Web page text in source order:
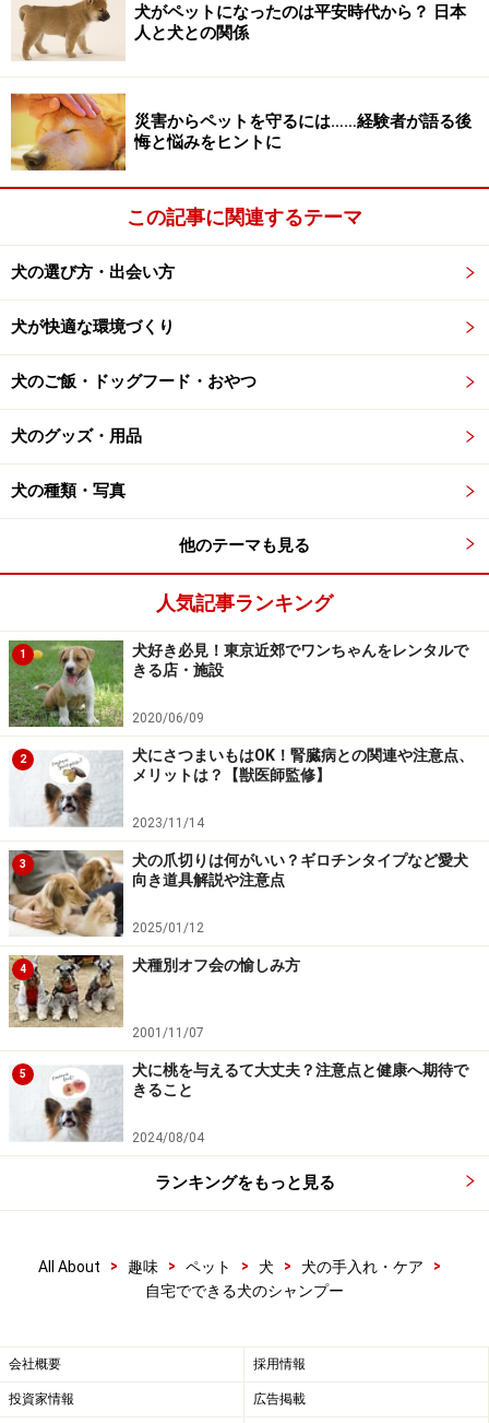
たとえばドライヤーなら、最初はドライヤーの近くで遊
んでみる→ほんの短い時間ドライヤーのスイッチを入れ
てみる→徐々にその時間を長くする→少し風をあててみ
るというように、段階を追って慣らしていくようにしま
す。
その他、ブラシのかけ方が乱暴で痛い（特にスリッカー
ともあるので注意）、ドライヤーが熱過ぎる、無理矢理
押さえ込まれるというようなことでグルーミングやシャ
ンプーが嫌いになることもあるので気をつけたいもので
す。
シャンプーの前にブラッシング
ームを使って、被毛をしっかりと梳かしておきましょ
う。毛のもつれや毛玉があるままシャンプーをしてしま
うと、その部分の泡落ちが悪くなる上に、毛が固まって
しまってほぐしづらくなってしまいます。ブラッシング
によって余分な抜け毛やもつれを取ることで、その分ド
ライヤーもしやすくなるので、しっかりブラッシング
を。特に長毛種の場合、耳の後ろや首周り、内股、お
尻、しっぽの毛などは毛が絡まりやすいですから、コー
ムをかけても引っかかるところがないように梳かしてお
きます。
ついでに皮膚に赤みや傷、腫れなどがないか、健康チェ
ックも兼ねて皮膚の状態も確認することをお忘れなく。
シャンプー前にも軽く耳そうじ
次いで、軽く耳そうじもしておきます。シャンプーをす
ることによって耳内の汚れが浮いてくるので、シャンプ
ー後の仕上げとして耳そうじを再度しますから、ここで
は軽く汚れをとるくらいで大丈夫です。
犬がペットになったのは平安時代から？ 日本
人と犬との関係
災害からペットを守るには……経験者が語る後
悔と悩みをヒントに
この記事に関連するテーマ
犬の選び方・出会い方
犬が快適な環境づくり
犬のご飯・ドッグフード・おやつ
犬のグッズ・用品
犬の種類・写真
他のテーマも見る
人気記事ランキング
1
犬好き必見！東京近郊でワンちゃんをレンタルで
きる店・施設
2020/06/09
2
犬にさつまいもはOK！腎臓病との関連や注意点、
メリットは？【獣医師監修】
2023/11/14
3
犬の爪切りは何がいい？ギロチンタイプなど愛犬
向き道具解説や注意点
2025/01/12
4 犬種別オフ会の愉しみ方
2001/11/07
5
犬に桃を与えるて大丈夫？注意点と健康へ期待で
きること
2024/08/04
ランキングをもっと見る
All About > 趣味 > ペット > 犬 > 犬の手入れ・ケア
>
自宅でできる犬のシャンプー
会社概要 採用情報
投資家情報 広告掲載